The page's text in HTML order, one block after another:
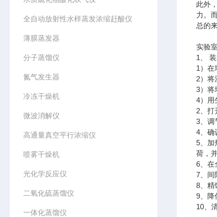
全自动放射性水样蒸发浓缩赶酸仪
薄膜蒸发器
分子蒸馏仪
氮气发生器
冷冻干燥机
微波消解仪
高通量真空平行浓缩仪
喷雾干燥机
光化学反应仪
二氧化硫蒸馏仪
一体化蒸馏仪
此外
力。
总的
实验
1、
1）在
2）将
3）将
4）用
2、打
3、调
4、确
5、加
荷，
6、在
7、间
8、精
9、降
10、